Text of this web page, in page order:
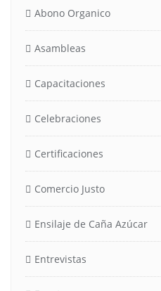
Abono Organico
Asambleas
Capacitaciones
Celebraciones
Certificaciones
Comercio Justo
Ensilaje de Caña Azúcar
Entrevistas